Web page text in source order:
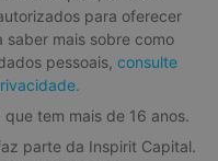
para oferecer
saber mais sobre como
pessoais, consulte
tem mais de 16 anos.
parte da Inspirit Capital.